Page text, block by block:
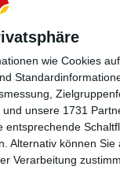
wie Cookies
unsere 1731
Alternativ können Sie
Verarbeitung
"X"-
wie
t,
B.
on
n
nt.